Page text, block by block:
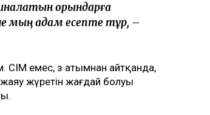
орындарға
мың адам есепте тұр, –
СІМ емес, өз атымнан айтқанда,
жүретін жағдай болуы